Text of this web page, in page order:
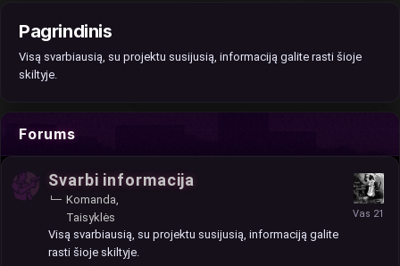
Pagrindinis
Visą svarbiausią, su projektu susijusią, informaciją galite rasti šioje
skiltyje.
Forums
Svarbi informacija
Komanda
Taisyklės
Visą svarbiausią, su projektu susijusią, informaciją galite
rasti šioje skiltyje.